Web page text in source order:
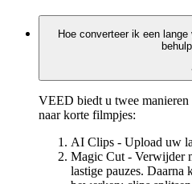
Hoe converteer ik een
VEED biedt u twee manieren
naar korte filmpjes:
AI Clips - Upload uw
Magic Cut - Verwijder
lastige pauzes. Daarna